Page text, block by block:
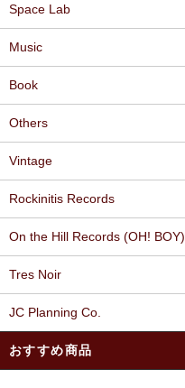
Space Lab
Music
Book
Others
Vintage
Rockinitis Records
On the Hill Records (OH! BOY)
Tres Noir
JC Planning Co.
おすすめ商品